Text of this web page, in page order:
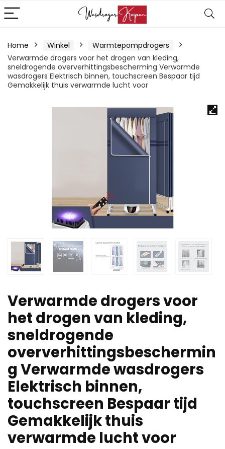
Home Winkel
Warmtepompdrogers
Verwarmde drogers voor het drogen van kleding,
sneldrogende oververhittingsbescherming Verwarmde
wasdrogers Elektrisch binnen, touchscreen Bespaar tijd
Gemakkelijk thuis verwarmde lucht voor
Verwarmde drogers voor
het drogen van kleding,
sneldrogende
oververhittingsbeschermin
g Verwarmde wasdrogers
Elektrisch binnen,
touchscreen Bespaar tijd
Gemakkelijk thuis
verwarmde lucht voor